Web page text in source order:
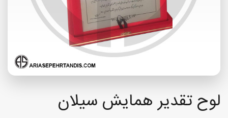
لوح تقدیر همایش سیلان